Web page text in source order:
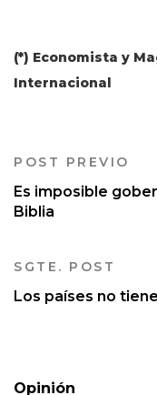
(*) Economista y
Internacional
POST PREVIO
Es imposible
Biblia
SGTE. POST
Los países no
Opinión